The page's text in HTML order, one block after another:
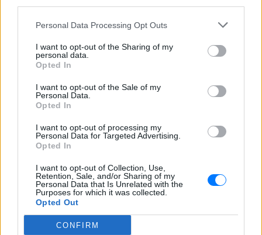
Personal Data Processing Opt Outs
I want to opt-out of the Sharing of my
personal data.
Opted In
I want to opt-out of the Sale of my
Personal Data.
Opted In
I want to opt-out of processing my
Personal Data for Targeted Advertising.
Opted In
I want to opt-out of Collection, Use,
Retention, Sale, and/or Sharing of my
Personal Data that Is Unrelated with the
Purposes for which it was collected.
Opted Out
CONFIRM
παραμένουν υπό διερεύνηση
Γονικές παροχές: Οι παγίδες
στις μεταφορές χρημάτων που
Ποια λάθη μπορεί να οδηγήσουν στην
φόρο 10% από το πρώτο ευρώ
Μακελειό σε σχολείο της
πυρ
ΠΡΙΝ 9 ΏΡΕΣ
τραυματίες